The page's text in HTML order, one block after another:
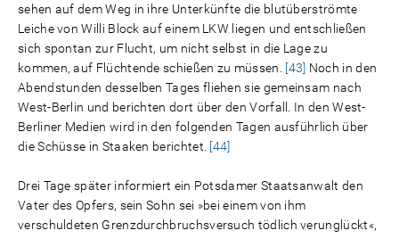
sehen auf dem Weg in ihre Unterkünfte die blutüberströmte
Leiche von Willi Block auf einem LKW liegen und entschließen
sich spontan zur Flucht, um nicht selbst in die Lage zu
kommen, auf Flüchtende schießen zu müssen.
[43] Noch in den
Abendstunden desselben Tages fliehen sie gemeinsam nach
West-­Berlin und berichten dort über den Vorfall. In den West-
Berliner Medien wird in den folgenden Tagen ausführlich über
die Schüsse in Staaken berichtet. [44]
Drei Tage später informiert ein Potsdamer Staatsanwalt den
Vater des ­Opfers, sein Sohn sei »bei einem von ihm
verschuldeten Grenzdurchbruchsversuch tödlich verunglückt«,